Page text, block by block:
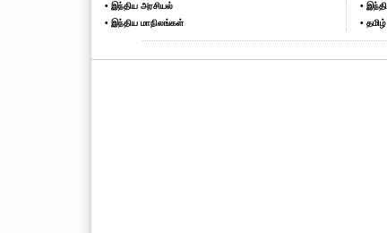
• இந்திய அரசியல்
• இந்திய மாநிலங்கள்
•
•